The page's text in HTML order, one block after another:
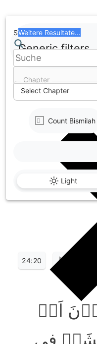
to
content
Chapter
Select Chapter
Search
Weitere Resultate...
Generic filters
Count Bismilah
Light
24:20
اَنۡ
فِی